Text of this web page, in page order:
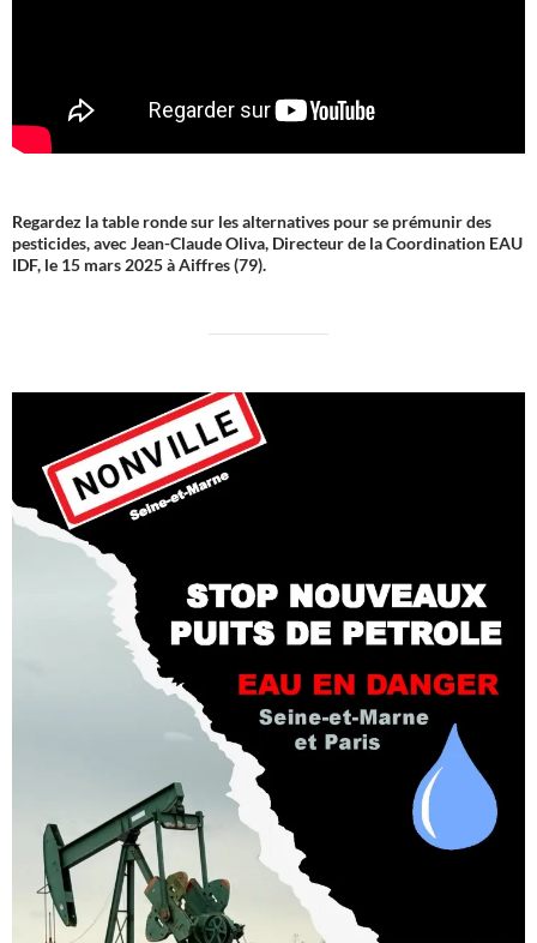
Regardez la table ronde sur les alternatives pour se prémunir des
pesticides, avec Jean-Claude Oliva, Directeur de la Coordination EAU
IDF, le 15 mars 2025 à Aiffres (79).